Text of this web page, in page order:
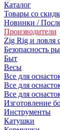
Каталог
Товары со
Новинки /
Производители
Zig Rig и ловля
Безoпасность
Быт
Весы
Все для
Все для
Все для
Изготовление
Инструменты
Катушки